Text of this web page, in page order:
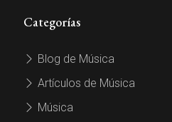
Categorías
Blog de Música
Artículos de Música
Música